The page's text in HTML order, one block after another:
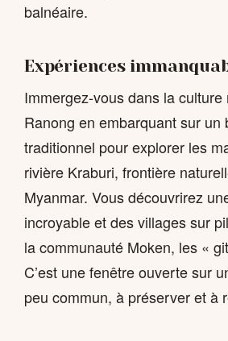
balnéaire.
Expériences
Immergez-vous dans la culture
Ranong en embarquant sur un
traditionnel pour explorer les
rivière Kraburi, frontière
Myanmar. Vous découvrirez
incroyable et des villages sur
la communauté Moken, les «
C’est une fenêtre ouverte sur
peu commun, à préserver et à